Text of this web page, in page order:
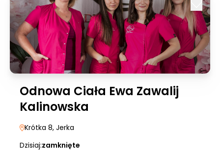
Odnowa Ciała Ewa Zawalij
Kalinowska
Krótka 8, Jerka
Dzisiaj:zamknięte